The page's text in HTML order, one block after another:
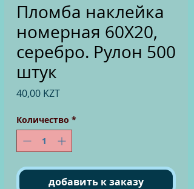
Пломба наклейка
номерная 60Х20,
серебро. Рулон 500
штук
40,00 KZTЦена
Количество *
добавить к заказу